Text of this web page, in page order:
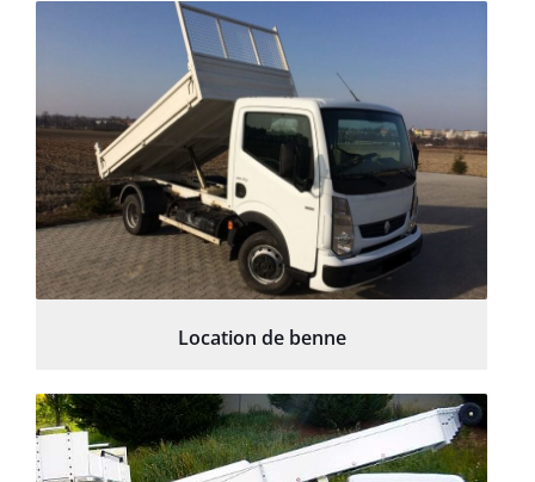
Location de benne